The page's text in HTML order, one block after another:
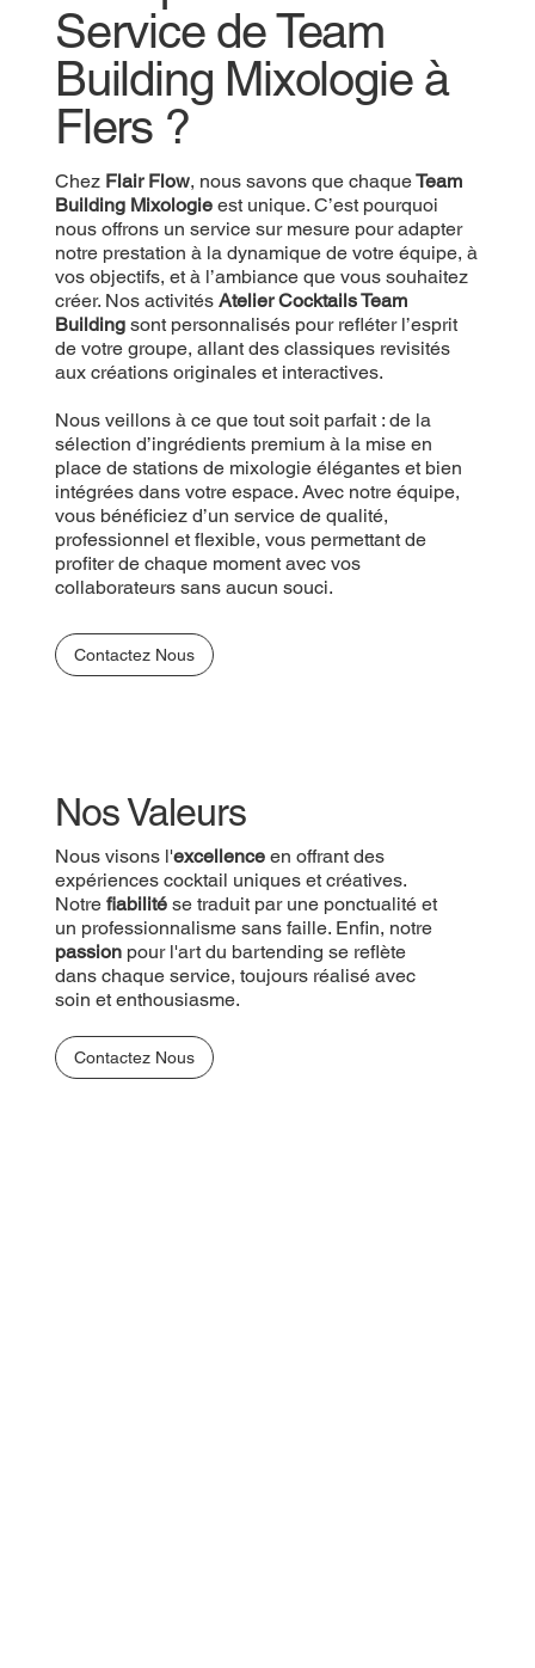
Service de Team
Building Mixologie à
Flers ?
Chez Flair Flow, nous savons que chaqueTeam
Building Mixologieest unique. C’est pourquoi
nous offrons un service sur mesure pour adapter
notre prestation à la dynamique de votre équipe, à
vos objectifs, et à l’ambiance que vous souhaitez
créer. Nos activités Atelier Cocktails Team
Buildingsont personnalisés pour refléter l’esprit
de votre groupe, allant des classiques revisités
aux créations originales et interactives.
Nous veillons à ce que tout soit parfait : de la
sélection d’ingrédients premium à la mise en
place de stations de mixologie élégantes et bien
intégrées dans votre espace. Avec notre équipe,
vous bénéficiez d’un service de qualité,
professionnel et flexible, vous permettant de
profiter de chaque moment avec vos
collaborateurs sans aucun souci.
Contactez Nous
Nos Valeurs
Nous visons l'excellenceen offrant des
expériences cocktail uniques et créatives.
Notre fiabilité se traduit par une ponctualité et
un professionnalisme sans faille. Enfin, notre
passionpour l'art du bartending se reflète
dans chaque service, toujours réalisé avec
soin et enthousiasme.
Contactez Nous